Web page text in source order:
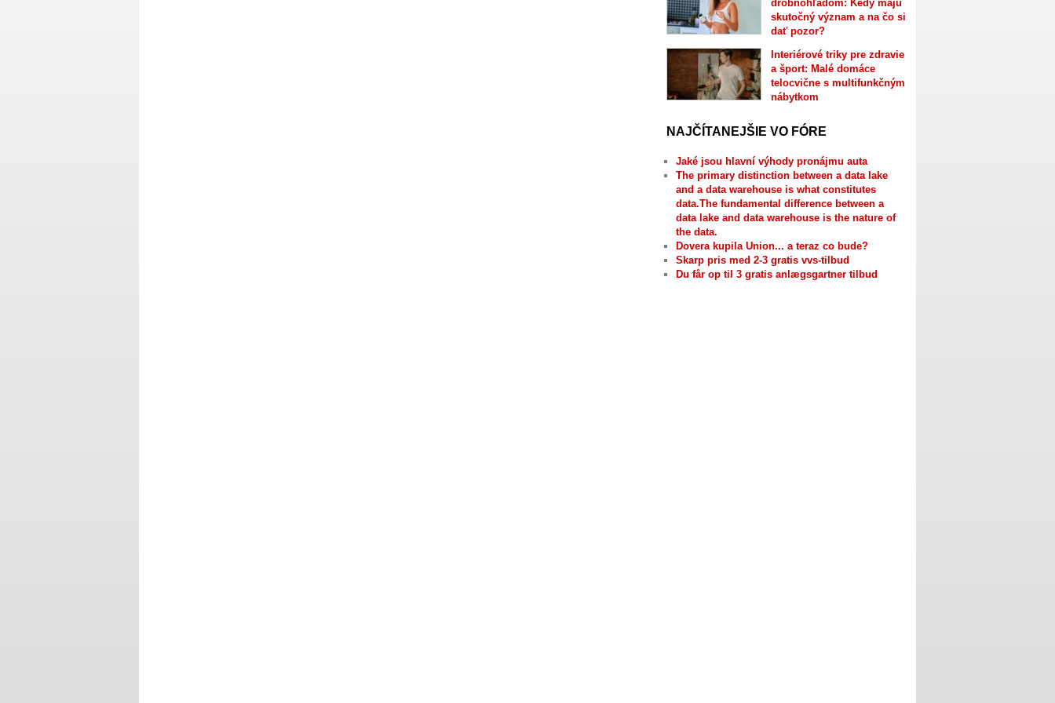
drobnohľadom: Kedy majú
skutočný význam a na čo si
dať pozor?
Interiérové triky pre zdravie
a šport: Malé domáce
telocvične s multifunkčným
nábytkom
NAJČÍTANEJŠIE VO FÓRE
Jaké jsou hlavní výhody pronájmu auta
The primary distinction between a data lake
and a data warehouse is what constitutes
data.The fundamental difference between a
data lake and data warehouse is the nature of
the data.
Dovera kupila Union... a teraz co bude?
Skarp pris med 2-3 gratis vvs-tilbud
Du får op til 3 gratis anlægsgartner tilbud